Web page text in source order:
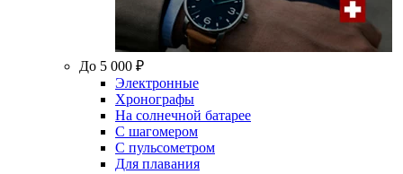
До 5 000 ₽
Электронные
Хронографы
На солнечной батарее
С шагомером
С пульсометром
Для плавания